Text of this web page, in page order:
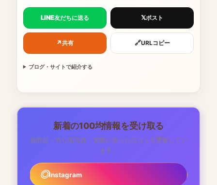
LINE友だちに送る 𝕏ポスト
↗共有 🔗URLコピー
ブログ・サイトで紹介する
新着の100均情報を受け取る
新商品・売り場写真・実際に使った口コミを更新してい
ます。
Instagram